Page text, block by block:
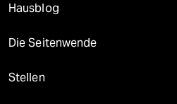
Hausblog
Die Seitenwende
Stellen